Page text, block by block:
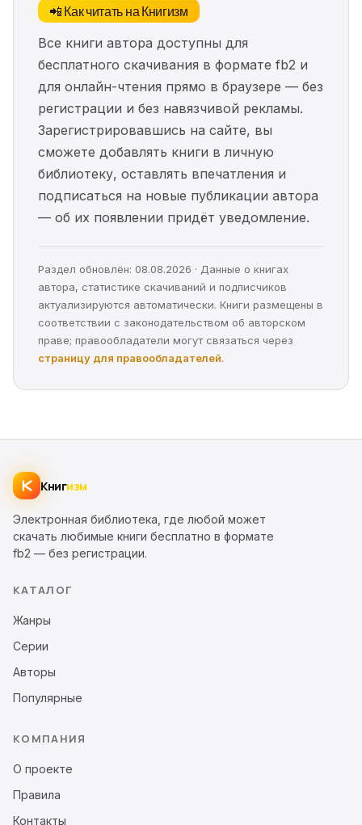
📲 Как читать на Книгизм
Все книги автора доступны для
бесплатного скачивания в формате fb2 и
для онлайн-чтения прямо в браузере — без
регистрации и без навязчивой рекламы.
Зарегистрировавшись на сайте, вы
сможете добавлять книги в личную
библиотеку, оставлять впечатления и
подписаться на новые публикации автора
— об их появлении придёт уведомление.
Раздел обновлён: 08.08.2026 · Данные о книгах
автора, статистике скачиваний и подписчиков
актуализируются автоматически. Книги размещены в
соответствии с законодательством об авторском
праве; правообладатели могут связаться через
страницу для правообладателей.
Книгизм
Электронная библиотека, где любой может
скачать любимые книги бесплатно в формате
fb2 — без регистрации.
КАТАЛОГ
Жанры
Серии
Авторы
Популярные
КОМПАНИЯ
О проекте
Правила
Контакты